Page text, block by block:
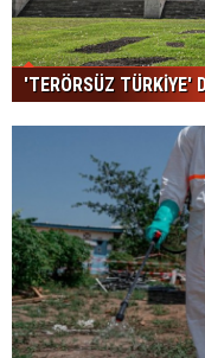
'TERÖRSÜZ TÜRKİYE'